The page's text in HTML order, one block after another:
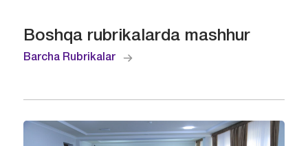
Boshqa rubrikalarda mashhur
Barcha Rubrikalar